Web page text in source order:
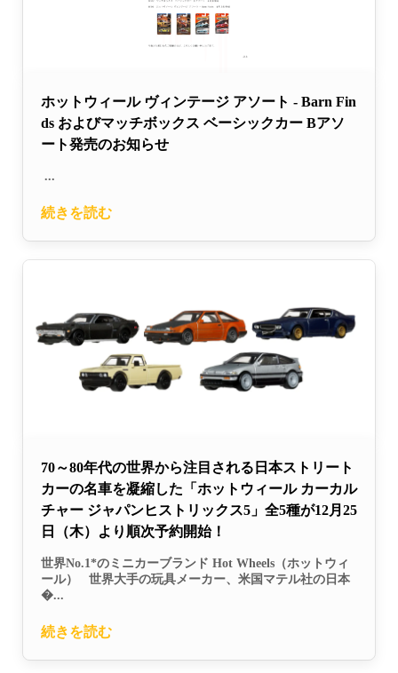
ホットウィール ヴィンテージ アソート - Barn Fin
ds およびマッチボックス ベーシックカー Bアソ
ート発売のお知らせ
続きを読む
70～80年代の世界から注目される日本ストリート
カーの名車を凝縮した「ホットウィール カーカル
チャー ジャパンヒストリックス5」全5種が12月25
日（木）より順次予約開始！
世界No.1*のミニカーブランド Hot Wheels（ホットウィ
ール） 世界大手の玩具メーカー、米国マテル社の日本
�...
続きを読む